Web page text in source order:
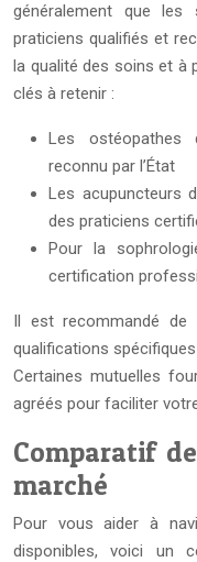
généralement que les
praticiens qualifiés et
la qualité des soins et à
clés à retenir :
Les ostéopathes
reconnu par l’État
Les acupuncteurs
des praticiens
Pour la
certification
Il est recommandé de
qualifications
Certaines mutuelles
agréés pour faciliter
Comparatif
marché
Pour vous aider à
disponibles, voici un